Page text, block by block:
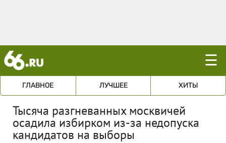
☰
ГЛАВНОЕ ЛУЧШЕЕ ХИТЫ
Тысяча разгневанных москвичей
осадила избирком из-за недопуска
кандидатов на выборы